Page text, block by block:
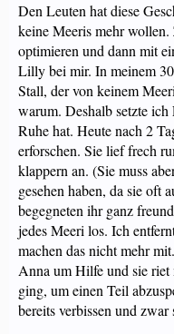
Den Leuten hat diese
keine Meeris mehr wollen.
optimieren und dann mit
Lilly bei mir. In meinem
Stall, der von keinem
warum. Deshalb setzte
Ruhe hat. Heute nach 2
erforschen. Sie lief frech
klappern an. (Sie muss
gesehen haben, da sie oft
begegneten ihr ganz
jedes Meeri los. Ich
machen das nicht mehr
Anna um Hilfe und sie
ging, um einen Teil
bereits verbissen und zwar